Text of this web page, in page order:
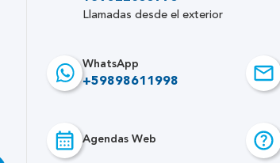
Llamadas desde el exterior
WhatsApp
+59898611998
Agendas Web